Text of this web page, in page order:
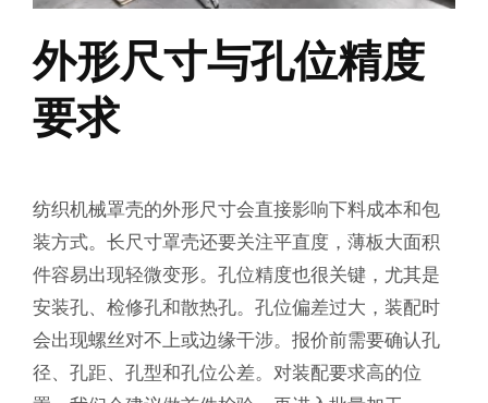
外形尺寸与孔位精度
要求
纺织机械罩壳的外形尺寸会直接影响下料成本和包
装方式。长尺寸罩壳还要关注平直度，薄板大面积
件容易出现轻微变形。孔位精度也很关键，尤其是
安装孔、检修孔和散热孔。孔位偏差过大，装配时
会出现螺丝对不上或边缘干涉。报价前需要确认孔
径、孔距、孔型和孔位公差。对装配要求高的位